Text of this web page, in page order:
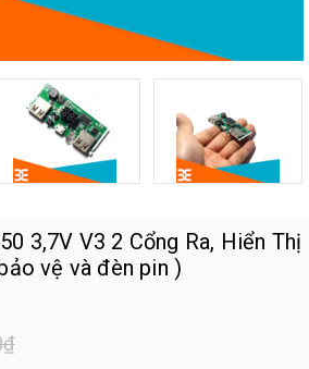
3,7V V3 2 Cổng Ra, Hiển Thị
vệ và đèn pin )